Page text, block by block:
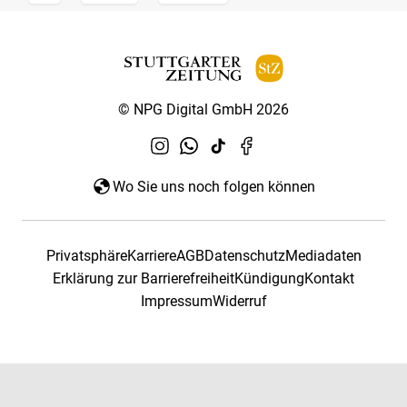
© NPG Digital GmbH 2026
Wo Sie uns noch folgen können
PrivatsphäreKarriereAGBDatenschutzMediadaten
Erklärung zur BarrierefreiheitKündigungKontakt
ImpressumWiderruf